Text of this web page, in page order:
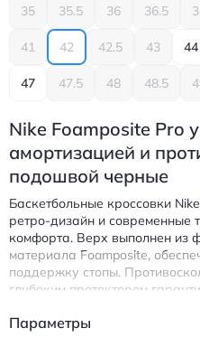
35 35.5 36 36.5
41 42 42.5 43 44
47 47.5 48 48.5
Nike Foamposite Pro
амортизацией и
подошвой черные
Баскетбольные кроссовки
ретро-дизайн и современные
комфорта. Верх выполнен из
материала Foamposite,
поддержку стопы.
глубоким протектором
области пятки смягчает
Параметры